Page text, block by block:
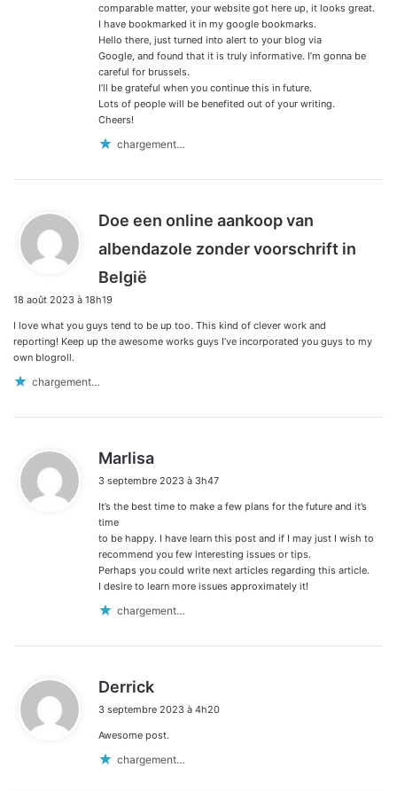
comparable matter, your website got here up, it looks great.
I have bookmarked it in my google bookmarks.
Hello there, just turned into alert to your blog via
Google, and found that it is truly informative. I’m gonna be
careful for brussels.
I’ll be grateful when you continue this in future.
Lots of people will be benefited out of your writing.
Cheers!
chargement…
Doe een online aankoop van
albendazole zonder voorschrift in
België
:
18 août 2023 à 18h19
I love what you guys tend to be up too. This kind of clever work and
reporting! Keep up the awesome works guys I’ve incorporated you guys to my
own blogroll.
chargement…
Marlisa
t
3 septembre 2023 à 3h47
It’s the best time to make a few plans for the future and it’s
time
to be happy. I have learn this post and if I may just I wish to
recommend you few interesting issues or tips.
Perhaps you could write next articles regarding this article.
I desire to learn more issues approximately it!
chargement…
Derrick
t
3 septembre 2023 à 4h20
Awesome post.
chargement…